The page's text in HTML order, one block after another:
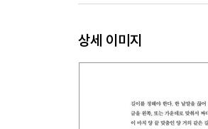
옮긴이의 글
상세 이미지